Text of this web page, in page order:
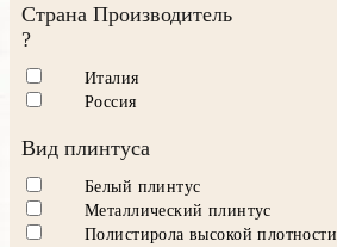
Страна Производитель
?
Италия
Россия
Вид плинтуса
Белый плинтус
Металлический плинтус
Полистирола высокой плотности